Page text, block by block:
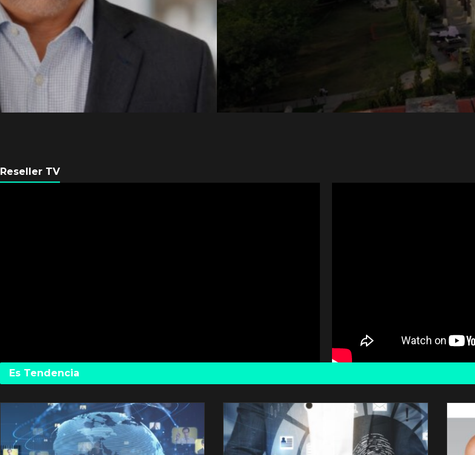
POR REDACCIÓN LATAM 3 AGOSTO, 2026
Reseller TV
Es Tendencia